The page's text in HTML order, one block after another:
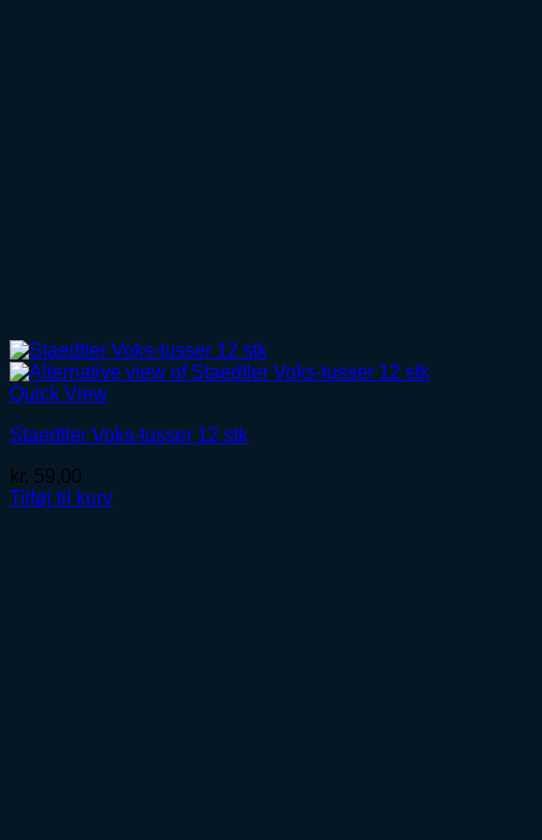
Quick View
Staedtler Voks-tusser 12 stk
kr. 59,00
Tilføj til kurv